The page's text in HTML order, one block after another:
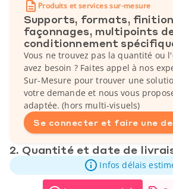
Produits et services sur-mesure
Supports, formats,
façonnages, multipoints
conditionnement
Vous ne trouvez pas la quantité ou
avez besoin ? Faites appel à nos
Sur-Mesure pour trouver une
votre demande et nous vous
adaptée. (hors multi-visuels)
Se connecter et faire une
2. Quantité et date de
Infos délais